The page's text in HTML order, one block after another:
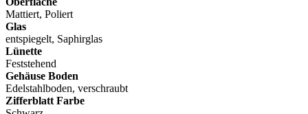
Mattiert, Poliert
Glas
entspiegelt, Saphirglas
Lünette
Feststehend
Gehäuse Boden
Edelstahlboden, verschraubt
Zifferblatt Farbe